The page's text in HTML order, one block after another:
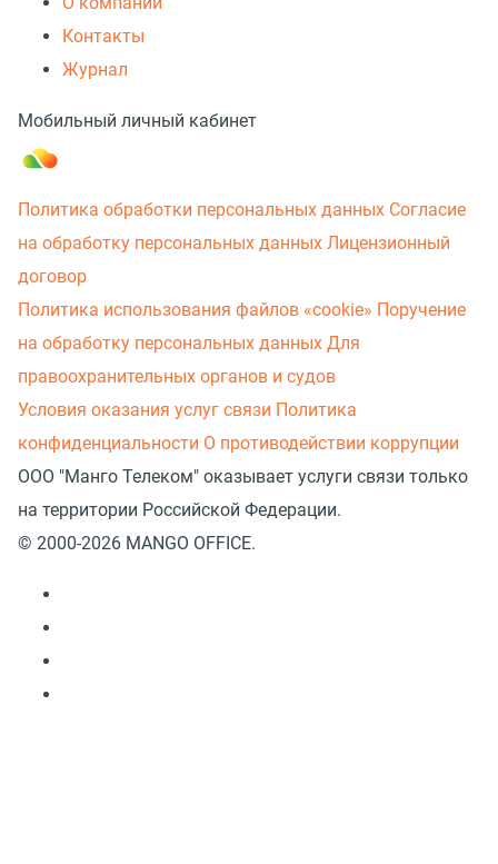
Контакты
Журнал
Мобильный личный кабинет
Политика обработки персональных данных Согласие
на обработку персональных данных Лицензионный
договор
Политика использования файлов «cookie» Поручение
на обработку персональных данных Для
правоохранительных органов и судов
Условия оказания услуг связи Политика
конфиденциальности О противодействии коррупции
ООО "Манго Телеком" оказывает услуги связи только
на территории Российской Федерации.
© 2000-2026 MANGO OFFICE.